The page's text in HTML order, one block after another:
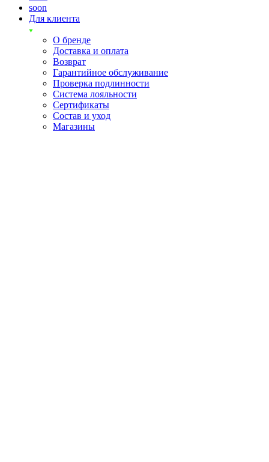
soon
Для клиента
О бренде
Доставка и оплата
Возврат
Гарантийное обслуживание
Проверка подлинности
Система лояльности
Сертификаты
Состав и уход
Магазины